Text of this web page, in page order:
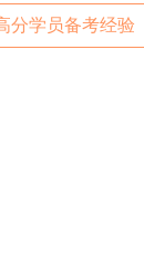
分学员备考经验